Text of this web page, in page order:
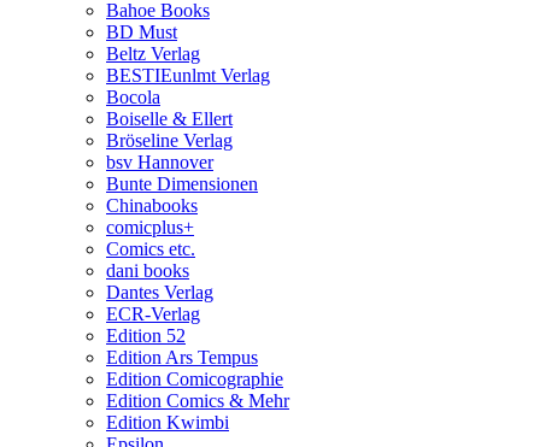
Bahoe Books
BD Must
Beltz Verlag
BESTIEunlmt Verlag
Bocola
Boiselle & Ellert
Bröseline Verlag
bsv Hannover
Bunte Dimensionen
Chinabooks
comicplus+
Comics etc.
dani books
Dantes Verlag
ECR-Verlag
Edition 52
Edition Ars Tempus
Edition Comicographie
Edition Comics & Mehr
Edition Kwimbi